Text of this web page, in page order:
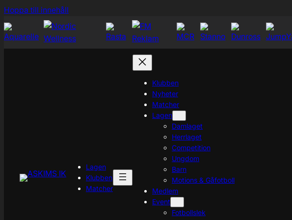
Hoppa till innehåll
till
Lagen
Klubben
Matcher
Klubben
Nyheter
Matcher
Lagen
Damlaget
Herrlaget
Competition
Ungdom
Barn
Motions & Gåfotboll
Medlem
Event
Fotbollslek